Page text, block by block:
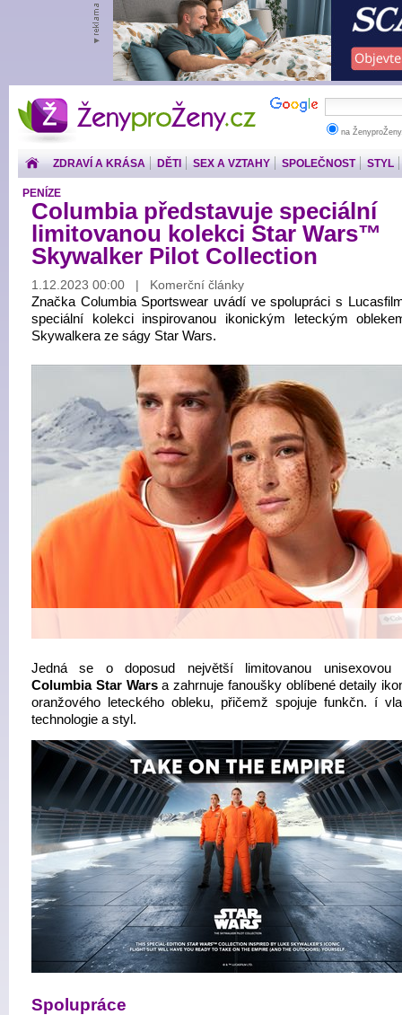
ŽenyproŽeny.cz
na
ZDRAVÍ A KRÁSA DĚTI SEX A VZTAHY SPOLEČNOST STYL
PENÍZE
Columbia představuje speciální
limitovanou kolekci Star Wars™
Skywalker Pilot Collection
1.12.2023 00:00 | Komerční články
Značka Columbia Sportswear uvádí ve spolupráci s
speciální kolekci inspirovanou ikonickým leteckým
Skywalkera ze ságy Star Wars.
Jedná se o doposud největší limitovanou unisexovou
Columbia Star Warsa zahrnuje fanoušky oblíbené detaily
oranžového leteckého obleku, přičemž spojuje funkčn. í
technologie a styl.
Spolupráce